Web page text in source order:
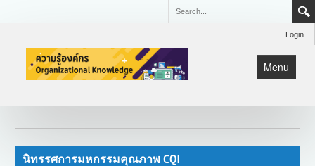
Login
Menu
หน้าแรก
KM
Lean
นิทรรศการมหกรรมคุณภาพ CQI